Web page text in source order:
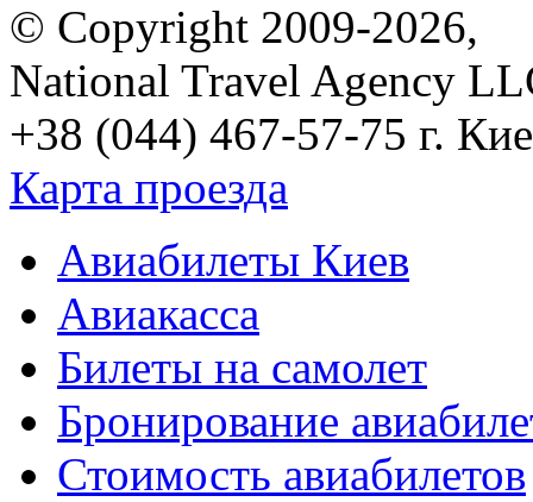
© Copyright 2009-2026,
National Travel Agency
+38 (044) 467-57-75 г.
Карта проезда
Авиабилеты Киев
Авиакасса
Билеты на самолет
Бронирование
Стоимость авиабилетов